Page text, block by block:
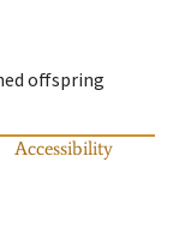
offspring
Accessibility